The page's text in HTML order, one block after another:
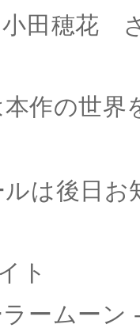
田穂花
作の世界
は後日お
ト
ラームー